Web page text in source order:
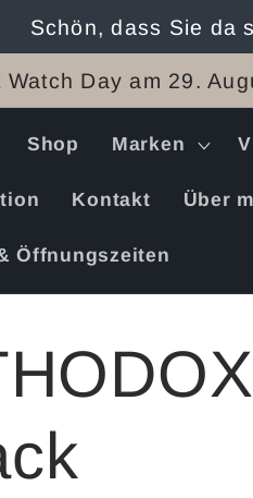
Schön, dass Sie da
Day am 29.
Shop Marken
Kontakt Über
Öffnungszeiten